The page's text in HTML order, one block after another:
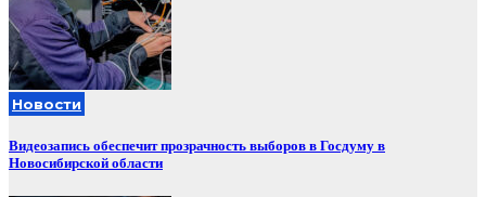
Новости
Видеозапись обеспечит прозрачность выборов в Госдуму в
Новосибирской области